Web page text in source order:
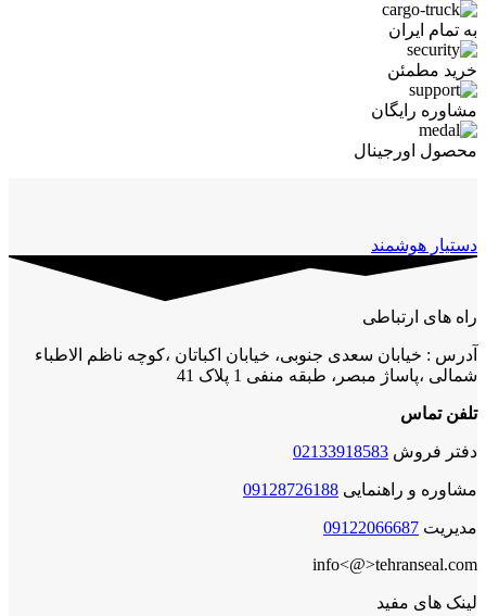
به تمام ایران
خرید مطمئن
مشاوره رایگان
محصول اورجینال
دستیار هوشمند
راه های ارتباطی
آدرس : خیابان سعدی جنوبی، خیابان اکباتان ،کوچه ناظم الاطباء
شمالی ،پاساژ مبصر، طبقه منفی 1 پلاک 41
تلفن تماس
دفتر فروش 02133918583
مشاوره و راهنمایی 09128726188
مدیریت 09122066687
info<@>tehranseal.com
لینک های مفید